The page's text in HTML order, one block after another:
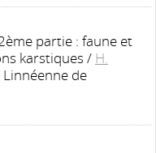
partie : faune et
karstiques / H.
de